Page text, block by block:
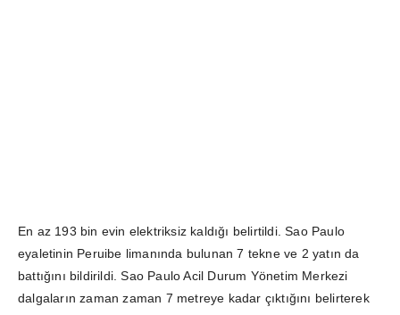
En az 193 bin evin elektriksiz kaldığı belirtildi. Sao Paulo
eyaletinin Peruibe limanında bulunan 7 tekne ve 2 yatın da
battığını bildirildi. Sao Paulo Acil Durum Yönetim Merkezi
dalgaların zaman zaman 7 metreye kadar çıktığını belirterek